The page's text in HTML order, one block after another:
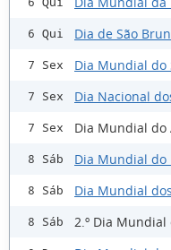
6 Qui Dia de São
7 Sex Dia Mundial do
7 Sex Dia Nacional
7 Sex Dia Mundial do
8 Sáb Dia Mundial do
8 Sáb Dia Mundial
8 Sáb 2.º Dia